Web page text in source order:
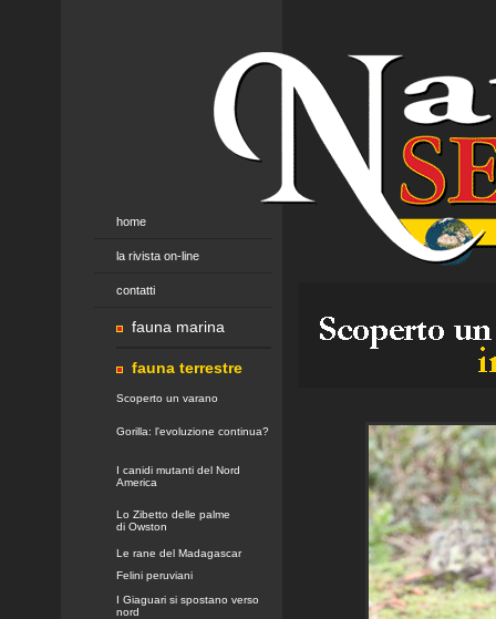
home
la rivista on-line
contatti
fauna marina
fauna terrestre
Scoperto un varano
Gorilla: l'evoluzione continua?
I canidi mutanti del Nord
America
Lo Zibetto delle palme
di Owston
Le rane del Madagascar
Felini peruviani
I Giaguari si spostano verso
nord